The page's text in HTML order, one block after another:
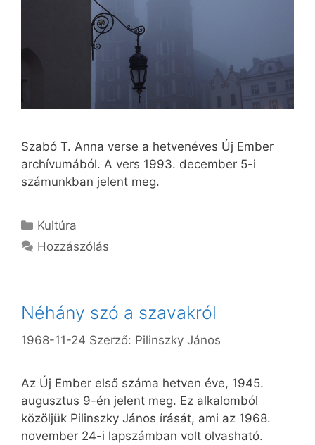
Szabó T. Anna verse a hetvenéves Új Ember
archívumából. A vers 1993. december 5-i
számunkban jelent meg.
Kategória
Kultúra
Hozzászólás
Néhány szó a szavakról
1968-11-24 Szerző: Pilinszky János
Az Új Ember első száma hetven éve, 1945.
augusztus 9-én jelent meg. Ez alkalomból
közöljük Pilinszky János írását, ami az 1968.
november 24-i lapszámban volt olvasható.